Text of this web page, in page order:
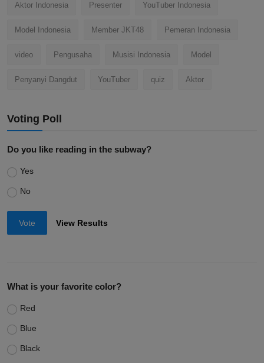
Aktor Indonesia Presenter YouTuber Indonesia
Model Indonesia Member JKT48 Pemeran Indonesia
video Pengusaha Musisi Indonesia Model
Penyanyi Dangdut YouTuber quiz Aktor
Voting Poll
Do you like reading in the subway?
Yes
No
Vote View Results
What is your favorite color?
Red
Blue
Black